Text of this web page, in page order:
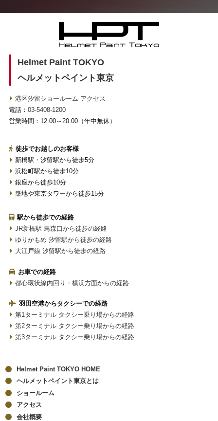
Helmet Paint TOKYO
ヘルメットペイント東京
港区汐留ショールーム アクセス
電話： 03-5408-1200
営業時間：12:00～20:00（年中無休）
徒歩でお越しのお客様
新橋駅・汐留駅から徒歩5分
浜松町駅から徒歩10分
銀座から徒歩10分
築地や東京タワーから徒歩15分
駅から徒歩での経路
JR新橋駅 鳥森口から徒歩の経路
ゆりかもめ 汐留駅から徒歩の経路
大江戸線 汐留駅から徒歩の経路
お車での経路
都心環状線内回り・横浜方面からの経路
羽田空港からタクシーでの経路
第1ターミナル タクシー乗り場からの経路
第2ターミナル タクシー乗り場からの経路
第3ターミナル タクシー乗り場からの経路
Helmet Paint TOKYO HOME
ヘルメットペイント東京とは
ショールーム
アクセス
会社概要